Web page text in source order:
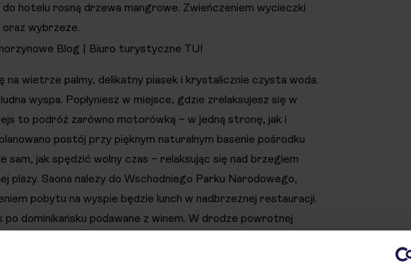
hotelu rosną drzewa mangrowe. Zwieńczeniem wycieczki
oraz wybrzeże.
na wietrze palmy, delikatny piasek i krystalicznie czysta woda.
wyspa. Popłyniesz w miejsce, gdzie zrelaksujesz się w
to podróż zarówno motorówką – w jedną stronę, jak i
postój przy pięknym naturalnym basenie pośrodku
sam, jak spędzić wolny czas – relaksując się nad brzegiem
Saona należy do Wschodniego Parku Narodowego,
pobytu na wyspie będzie lunch w nadbrzeżnej restauracji.
dominikańsku podawane z winem. W drodze powrotnej
na pokładzie łodzi oraz do wspólnej zabawy z załogą.